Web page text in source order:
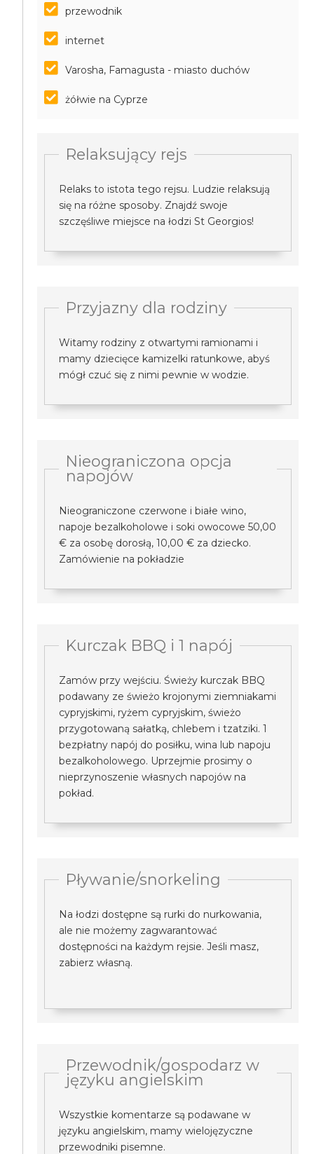
przewodnik
internet
Varosha, Famagusta - miasto duchów
żółwie na Cyprze
Relaksujący rejs
Relaks to istota tego rejsu. Ludzie relaksują
się na różne sposoby. Znajdź swoje
szczęśliwe miejsce na łodzi St Georgios!
Przyjazny dla rodziny
Witamy rodziny z otwartymi ramionami i
mamy dziecięce kamizelki ratunkowe, abyś
mógł czuć się z nimi pewnie w wodzie.
Nieograniczona opcja
napojów
Nieograniczone czerwone i białe wino,
napoje bezalkoholowe i soki owocowe 50,00
€ za osobę dorosłą, 10,00 € za dziecko.
Zamówienie na pokładzie
Kurczak BBQ i 1 napój
Zamów przy wejściu. Świeży kurczak BBQ
podawany ze świeżo krojonymi ziemniakami
cypryjskimi, ryżem cypryjskim, świeżo
przygotowaną sałatką, chlebem i tzatziki. 1
bezpłatny napój do posiłku, wina lub napoju
bezalkoholowego. Uprzejmie prosimy o
nieprzynoszenie własnych napojów na
pokład.
Pływanie/snorkeling
Na łodzi dostępne są rurki do nurkowania,
ale nie możemy zagwarantować
dostępności na każdym rejsie. Jeśli masz,
zabierz własną.
Przewodnik/gospodarz w
języku angielskim
Wszystkie komentarze są podawane w
języku angielskim, mamy wielojęzyczne
przewodniki pisemne.